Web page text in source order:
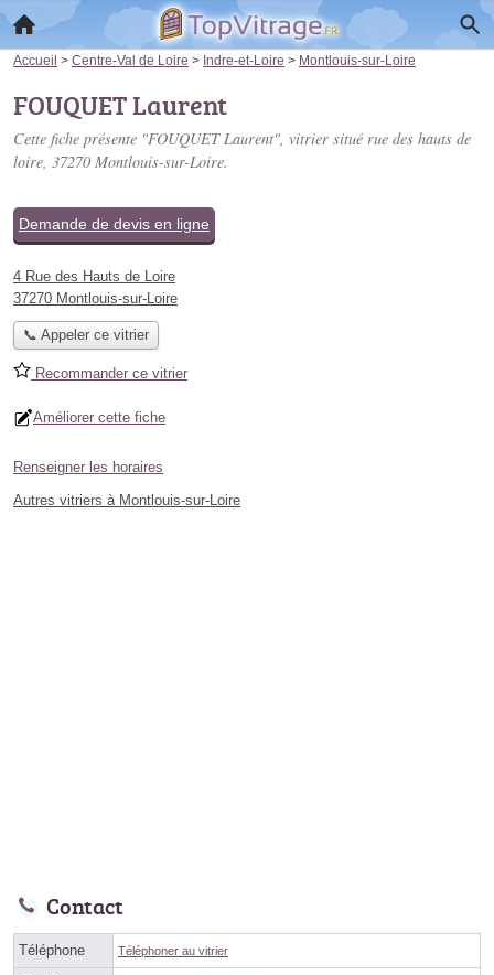
Accueil > Centre-Val de Loire > Indre-et-Loire > Montlouis-sur-Loire
FOUQUET Laurent
Cette fiche présente "FOUQUET Laurent", vitrier situé rue des hauts de
loire, 37270 Montlouis-sur-Loire.
Demande de devis en ligne
4 Rue des Hauts de Loire
37270 Montlouis-sur-Loire
📞 Appeler ce vitrier
Recommander ce vitrier
Améliorer cette fiche
Renseigner les horaires
Autres vitriers à Montlouis-sur-Loire
Contact
Téléphone Téléphoner au vitrier